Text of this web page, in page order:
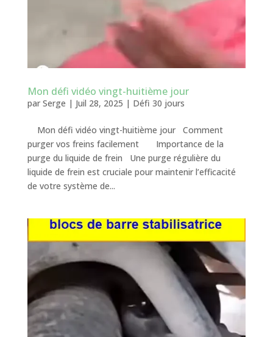
Mon défi vidéo vingt-huitième jour
par Serge | Juil 28, 2025 | Défi 30 jours
Mon défi vidéo vingt-huitième jour Comment
purger vos freins facilement Importance de la
purge du liquide de frein Une purge régulière du
liquide de frein est cruciale pour maintenir l’efficacité
de votre système de...